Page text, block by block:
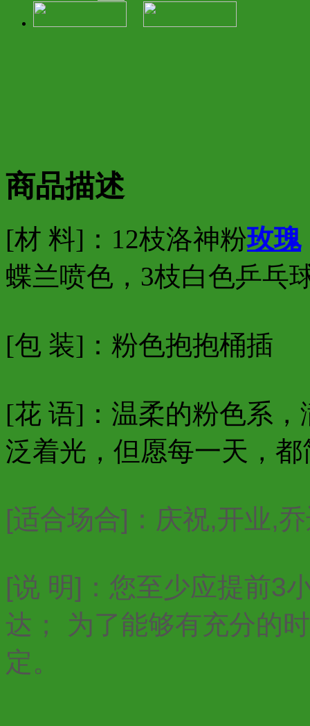
商品描述
[材 料]：12枝洛神粉玫瑰
蝶兰喷色，3枝白色乒乓
[包 装]：粉色抱抱桶插
[花 语]：温柔的粉色系
泛着光，但愿每一天，
[适合场合]：庆祝,开业,
[说 明]：您至少应提前3
达； 为了能够有充分的
定。